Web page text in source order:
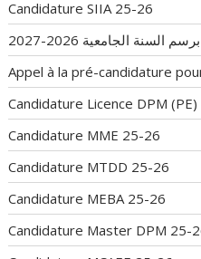
Candidature SIIA 25-26
السنة الجامعية 2026-2027
Appel à la pré-candidature
Candidature Licence DPM
Candidature MME 25-26
Candidature MTDD 25-26
Candidature MEBA 25-26
Candidature Master DPM 25-